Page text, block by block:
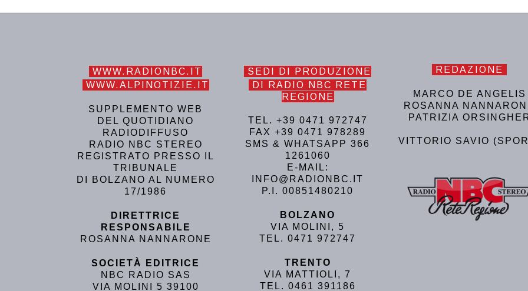
WWW.RADIONBC.IT
WWW.ALPINOTIZIE.IT
SUPPLEMENTO WEB
DEL QUOTIDIANO
RADIODIFFUSO
RADIO NBC STEREO
REGISTRATO PRESSO IL
TRIBUNALE
DI BOLZANO AL NUMERO
17/1986
DIRETTRICE
RESPONSABILE
ROSANNA NANNARONE
SOCIETÀ EDITRICE
NBC RADIO SAS
VIA MOLINI 5 39100
SEDI DI PRODUZIONE
DI RADIO NBC RETE
REGIONE
TEL. +39 0471 972747
FAX +39 0471 978289
SMS & WHATSAPP 366
1261060
E-MAIL:
INFO@RADIONBC.IT
P.I. 00851480210
BOLZANO
VIA MOLINI, 5
TEL. 0471 972747
TRENTO
VIA MATTIOLI, 7
TEL. 0461 391186
REDAZIONE
MARCO DE ANGELIS
ROSANNA
PATRIZIA
VITTORIO SAVIO